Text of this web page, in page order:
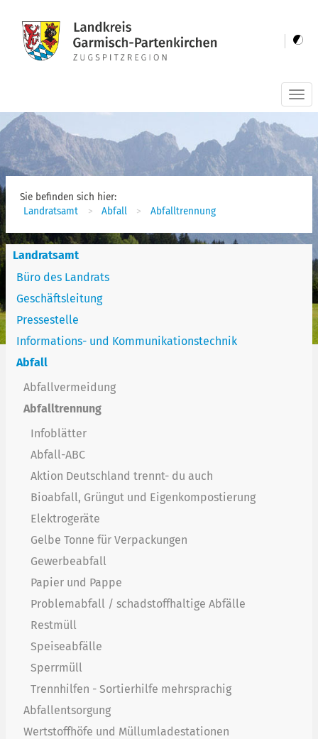
Sie befinden sich hier:
Landratsamt
Abfall Abfalltrennung
Landratsamt
Büro des Landrats
Geschäftsleitung
Pressestelle
Informations- und Kommunikationstechnik
Abfall
Abfallvermeidung
Abfalltrennung
Infoblätter
Abfall-ABC
Aktion Deutschland trennt- du auch
Bioabfall, Grüngut und Eigenkompostierung
Elektrogeräte
Gelbe Tonne für Verpackungen
Gewerbeabfall
Papier und Pappe
Problemabfall / schadstoffhaltige Abfälle
Restmüll
Speiseabfälle
Sperrmüll
Trennhilfen - Sortierhilfe mehrsprachig
Abfallentsorgung
Wertstoffhöfe und Müllumladestationen